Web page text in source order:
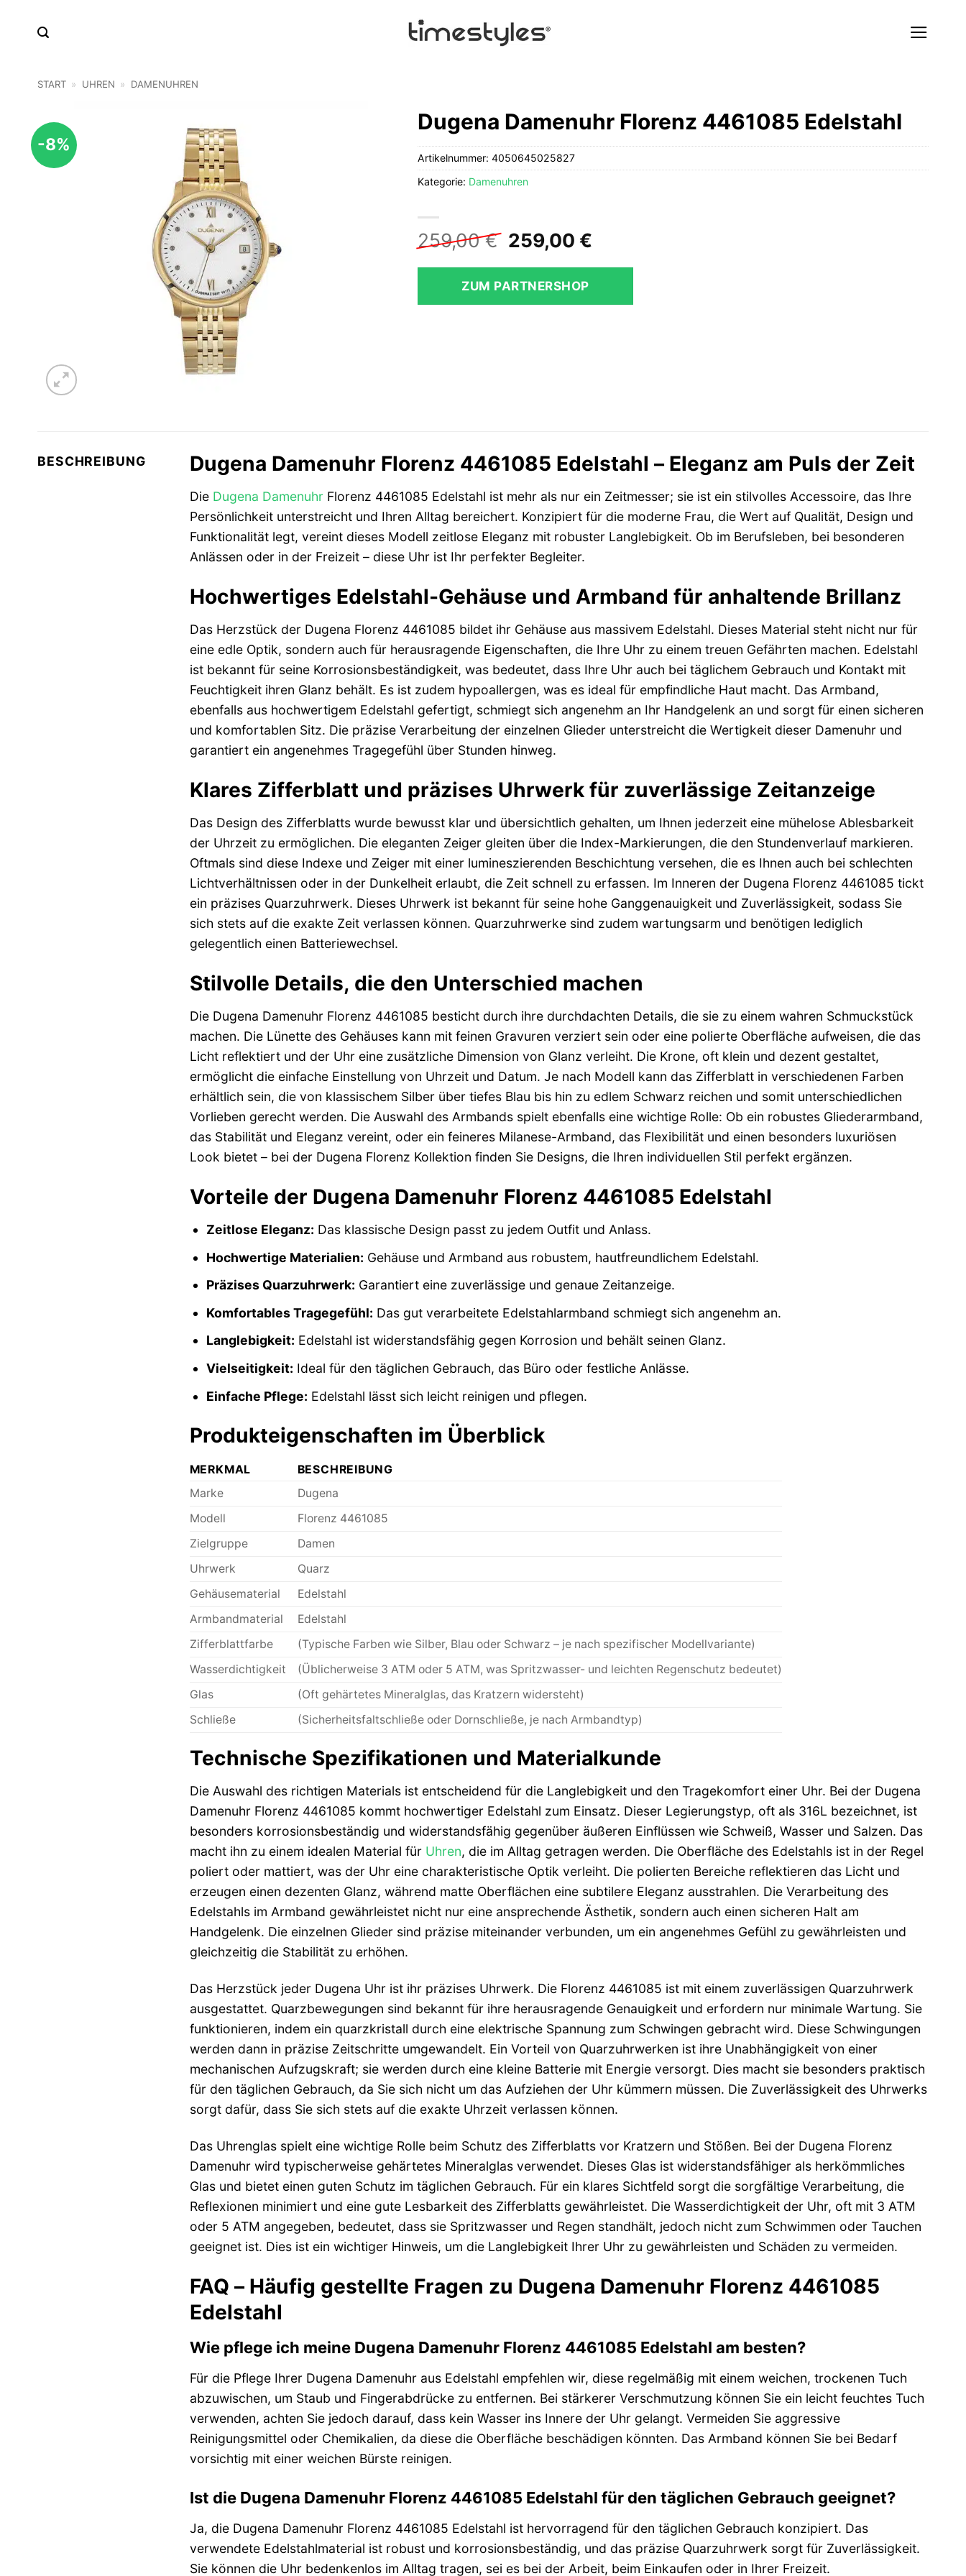
START » UHREN » DAMENUHREN
-8%
Dugena Damenuhr Florenz 4461085 Edelstahl
259,00€ Ursprünglicher
Preis
war:
259,00 €
259,00 €
ZUM PARTNERSHOP
Artikelnummer:4050645025827
Kategorie: Damenuhren
BESCHREIBUNG Dugena Damenuhr Florenz 4461085 Edelstahl – Eleganz am Puls der Zeit
Die Dugena DamenuhrFlorenz 4461085 Edelstahl ist mehr als nur ein Zeitmesser; sie ist ein stilvolles Accessoire, das Ihre
Persönlichkeit unterstreicht und Ihren Alltag bereichert. Konzipiert für die moderne Frau, die Wert auf Qualität, Design und
Funktionalität legt, vereint dieses Modell zeitlose Eleganz mit robuster Langlebigkeit. Ob im Berufsleben, bei besonderen
Anlässen oder in der Freizeit – diese Uhr ist Ihr perfekter Begleiter.
Hochwertiges Edelstahl-Gehäuse und Armband für anhaltende Brillanz
Das Herzstück der Dugena Florenz 4461085 bildet ihr Gehäuse aus massivem Edelstahl. Dieses Material steht nicht nur für
eine edle Optik, sondern auch für herausragende Eigenschaften, die Ihre Uhr zu einem treuen Gefährten machen. Edelstahl
ist bekannt für seine Korrosionsbeständigkeit, was bedeutet, dass Ihre Uhr auch bei täglichem Gebrauch und Kontakt mit
Feuchtigkeit ihren Glanz behält. Es ist zudem hypoallergen, was es ideal für empfindliche Haut macht. Das Armband,
ebenfalls aus hochwertigem Edelstahl gefertigt, schmiegt sich angenehm an Ihr Handgelenk an und sorgt für einen sicheren
und komfortablen Sitz. Die präzise Verarbeitung der einzelnen Glieder unterstreicht die Wertigkeit dieser Damenuhr und
garantiert ein angenehmes Tragegefühl über Stunden hinweg.
Klares Zifferblatt und präzises Uhrwerk für zuverlässige Zeitanzeige
Das Design des Zifferblatts wurde bewusst klar und übersichtlich gehalten, um Ihnen jederzeit eine mühelose Ablesbarkeit
der Uhrzeit zu ermöglichen. Die eleganten Zeiger gleiten über die Index-Markierungen, die den Stundenverlauf markieren.
Oftmals sind diese Indexe und Zeiger mit einer lumineszierenden Beschichtung versehen, die es Ihnen auch bei schlechten
Lichtverhältnissen oder in der Dunkelheit erlaubt, die Zeit schnell zu erfassen. Im Inneren der Dugena Florenz 4461085 tickt
ein präzises Quarzuhrwerk. Dieses Uhrwerk ist bekannt für seine hohe Ganggenauigkeit und Zuverlässigkeit, sodass Sie
sich stets auf die exakte Zeit verlassen können. Quarzuhrwerke sind zudem wartungsarm und benötigen lediglich
gelegentlich einen Batteriewechsel.
Stilvolle Details, die den Unterschied machen
Die Dugena Damenuhr Florenz 4461085 besticht durch ihre durchdachten Details, die sie zu einem wahren Schmuckstück
machen. Die Lünette des Gehäuses kann mit feinen Gravuren verziert sein oder eine polierte Oberfläche aufweisen, die das
Licht reflektiert und der Uhr eine zusätzliche Dimension von Glanz verleiht. Die Krone, oft klein und dezent gestaltet,
ermöglicht die einfache Einstellung von Uhrzeit und Datum. Je nach Modell kann das Zifferblatt in verschiedenen Farben
erhältlich sein, die von klassischem Silber über tiefes Blau bis hin zu edlem Schwarz reichen und somit unterschiedlichen
Vorlieben gerecht werden. Die Auswahl des Armbands spielt ebenfalls eine wichtige Rolle: Ob ein robustes Gliederarmband,
das Stabilität und Eleganz vereint, oder ein feineres Milanese-Armband, das Flexibilität und einen besonders luxuriösen
Look bietet – bei der Dugena Florenz Kollektion finden Sie Designs, die Ihren individuellen Stil perfekt ergänzen.
Vorteile der Dugena Damenuhr Florenz 4461085 Edelstahl
Zeitlose Eleganz: Das klassische Design passt zu jedem Outfit und Anlass.
Hochwertige Materialien: Gehäuse und Armband aus robustem, hautfreundlichem Edelstahl.
Präzises Quarzuhrwerk: Garantiert eine zuverlässige und genaue Zeitanzeige.
Komfortables Tragegefühl: Das gut verarbeitete Edelstahlarmband schmiegt sich angenehm an.
Langlebigkeit: Edelstahl ist widerstandsfähig gegen Korrosion und behält seinen Glanz.
Vielseitigkeit: Ideal für den täglichen Gebrauch, das Büro oder festliche Anlässe.
Einfache Pflege: Edelstahl lässt sich leicht reinigen und pflegen.
Produkteigenschaften im Überblick
MERKMAL
BESCHREIBUNG
Marke
Dugena
Modell
Florenz 4461085
Zielgruppe
Damen
Uhrwerk
Quarz
Gehäusematerial
Edelstahl
Armbandmaterial
Edelstahl
Zifferblattfarbe
(Typische Farben wie Silber, Blau oder Schwarz – je nach spezifischer Modellvariante)
Wasserdichtigkeit
(Üblicherweise 3 ATM oder 5 ATM, was Spritzwasser- und leichten Regenschutz bedeutet)
Glas
(Oft gehärtetes Mineralglas, das Kratzern widersteht)
Schließe
(Sicherheitsfaltschließe oder Dornschließe, je nach Armbandtyp)
Technische Spezifikationen und Materialkunde
Die Auswahl des richtigen Materials ist entscheidend für die Langlebigkeit und den Tragekomfort einer Uhr. Bei der Dugena
Damenuhr Florenz 4461085 kommt hochwertiger Edelstahl zum Einsatz. Dieser Legierungstyp, oft als 316L bezeichnet, ist
besonders korrosionsbeständig und widerstandsfähig gegenüber äußeren Einflüssen wie Schweiß, Wasser und Salzen. Das
macht ihn zu einem idealen Material für Uhren, die im Alltag getragen werden. Die Oberfläche des Edelstahls ist in der Regel
poliert oder mattiert, was der Uhr eine charakteristische Optik verleiht. Die polierten Bereiche reflektieren das Licht und
erzeugen einen dezenten Glanz, während matte Oberflächen eine subtilere Eleganz ausstrahlen. Die Verarbeitung des
Edelstahls im Armband gewährleistet nicht nur eine ansprechende Ästhetik, sondern auch einen sicheren Halt am
Handgelenk. Die einzelnen Glieder sind präzise miteinander verbunden, um ein angenehmes Gefühl zu gewährleisten und
gleichzeitig die Stabilität zu erhöhen.
Das Herzstück jeder Dugena Uhr ist ihr präzises Uhrwerk. Die Florenz 4461085 ist mit einem zuverlässigen Quarzuhrwerk
ausgestattet. Quarzbewegungen sind bekannt für ihre herausragende Genauigkeit und erfordern nur minimale Wartung. Sie
funktionieren, indem ein quarzkristall durch eine elektrische Spannung zum Schwingen gebracht wird. Diese Schwingungen
werden dann in präzise Zeitschritte umgewandelt. Ein Vorteil von Quarzuhrwerken ist ihre Unabhängigkeit von einer
mechanischen Aufzugskraft; sie werden durch eine kleine Batterie mit Energie versorgt. Dies macht sie besonders praktisch
für den täglichen Gebrauch, da Sie sich nicht um das Aufziehen der Uhr kümmern müssen. Die Zuverlässigkeit des Uhrwerks
sorgt dafür, dass Sie sich stets auf die exakte Uhrzeit verlassen können.
Das Uhrenglas spielt eine wichtige Rolle beim Schutz des Zifferblatts vor Kratzern und Stößen. Bei der Dugena Florenz
Damenuhr wird typischerweise gehärtetes Mineralglas verwendet. Dieses Glas ist widerstandsfähiger als herkömmliches
Glas und bietet einen guten Schutz im täglichen Gebrauch. Für ein klares Sichtfeld sorgt die sorgfältige Verarbeitung, die
Reflexionen minimiert und eine gute Lesbarkeit des Zifferblatts gewährleistet. Die Wasserdichtigkeit der Uhr, oft mit 3 ATM
oder 5 ATM angegeben, bedeutet, dass sie Spritzwasser und Regen standhält, jedoch nicht zum Schwimmen oder Tauchen
geeignet ist. Dies ist ein wichtiger Hinweis, um die Langlebigkeit Ihrer Uhr zu gewährleisten und Schäden zu vermeiden.
FAQ – Häufig gestellte Fragen zu Dugena Damenuhr Florenz 4461085
Edelstahl
Wie pflege ich meine Dugena Damenuhr Florenz 4461085 Edelstahl am besten?
Für die Pflege Ihrer Dugena Damenuhr aus Edelstahl empfehlen wir, diese regelmäßig mit einem weichen, trockenen Tuch
abzuwischen, um Staub und Fingerabdrücke zu entfernen. Bei stärkerer Verschmutzung können Sie ein leicht feuchtes Tuch
verwenden, achten Sie jedoch darauf, dass kein Wasser ins Innere der Uhr gelangt. Vermeiden Sie aggressive
Reinigungsmittel oder Chemikalien, da diese die Oberfläche beschädigen könnten. Das Armband können Sie bei Bedarf
vorsichtig mit einer weichen Bürste reinigen.
Ist die Dugena Damenuhr Florenz 4461085 Edelstahl für den täglichen Gebrauch geeignet?
Ja, die Dugena Damenuhr Florenz 4461085 Edelstahl ist hervorragend für den täglichen Gebrauch konzipiert. Das
verwendete Edelstahlmaterial ist robust und korrosionsbeständig, und das präzise Quarzuhrwerk sorgt für Zuverlässigkeit.
Sie können die Uhr bedenkenlos im Alltag tragen, sei es bei der Arbeit, beim Einkaufen oder in Ihrer Freizeit.